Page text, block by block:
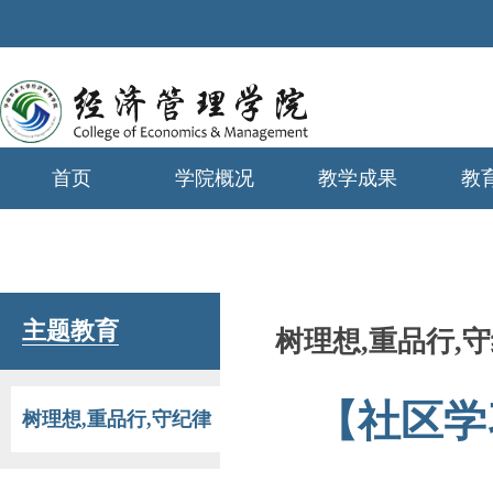
首页 学院概况 教学成果 教
主题教育
树理想,重品行,守纪律
树理想,重品行,
【社区